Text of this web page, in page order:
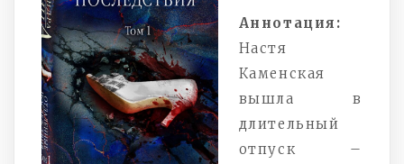
Аннотация:
Настя
Каменская
вышла в
длительный
отпуск –